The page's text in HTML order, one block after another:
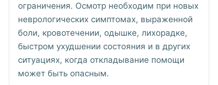
ограничения. Осмотр необходим при новых
неврологических симптомах, выраженной
боли, кровотечении, одышке, лихорадке,
быстром ухудшении состояния и в других
ситуациях, когда откладывание помощи
может быть опасным.